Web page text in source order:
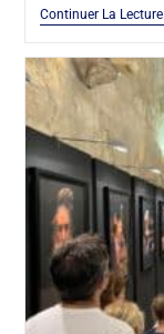
Continuer La Lecture